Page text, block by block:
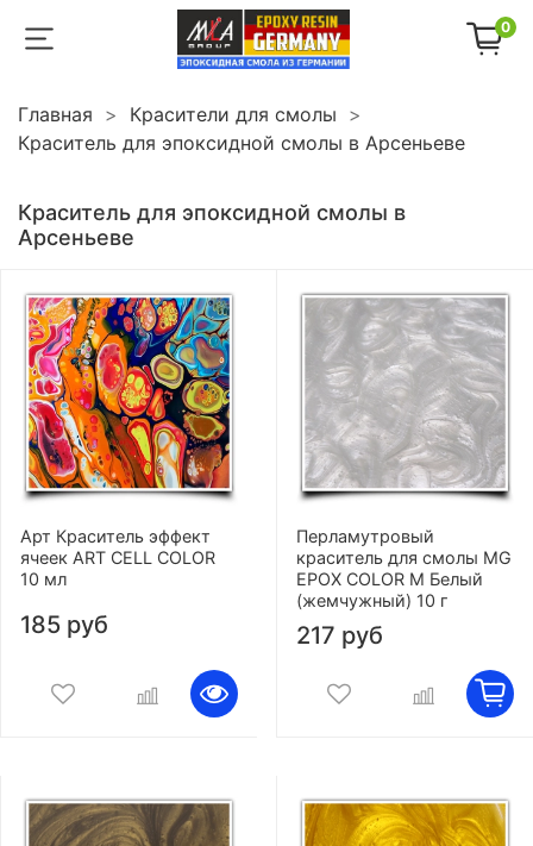
0
Главная
Красители для смолы
Краситель для эпоксидной смолы в Арсеньеве
Краситель для эпоксидной смолы в
Арсеньеве
Арт Краситель эффект
ячеек ART CELL COLOR
10 мл
185 руб
Перламутровый
краситель для смолы MG
EPOX COLOR M Белый
(жемчужный) 10 г
217 руб